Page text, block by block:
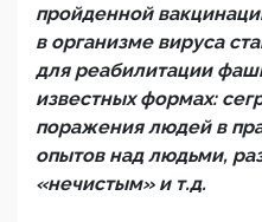
пройденной
в организме вируса
для реабилитации
известных формах:
поражения людей в
опытов над людьми,
«нечистым» и т.д.